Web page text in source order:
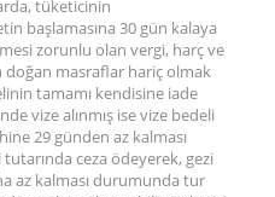
tüketicinin
başlamasına 30 gün kalaya
zorunlu olan vergi, harç ve
masraflar hariç olmak
tamamı kendisine iade
vize alınmış ise vize bedeli
29 günden az kalması
ceza ödeyerek, gezi
az kalması durumunda tur